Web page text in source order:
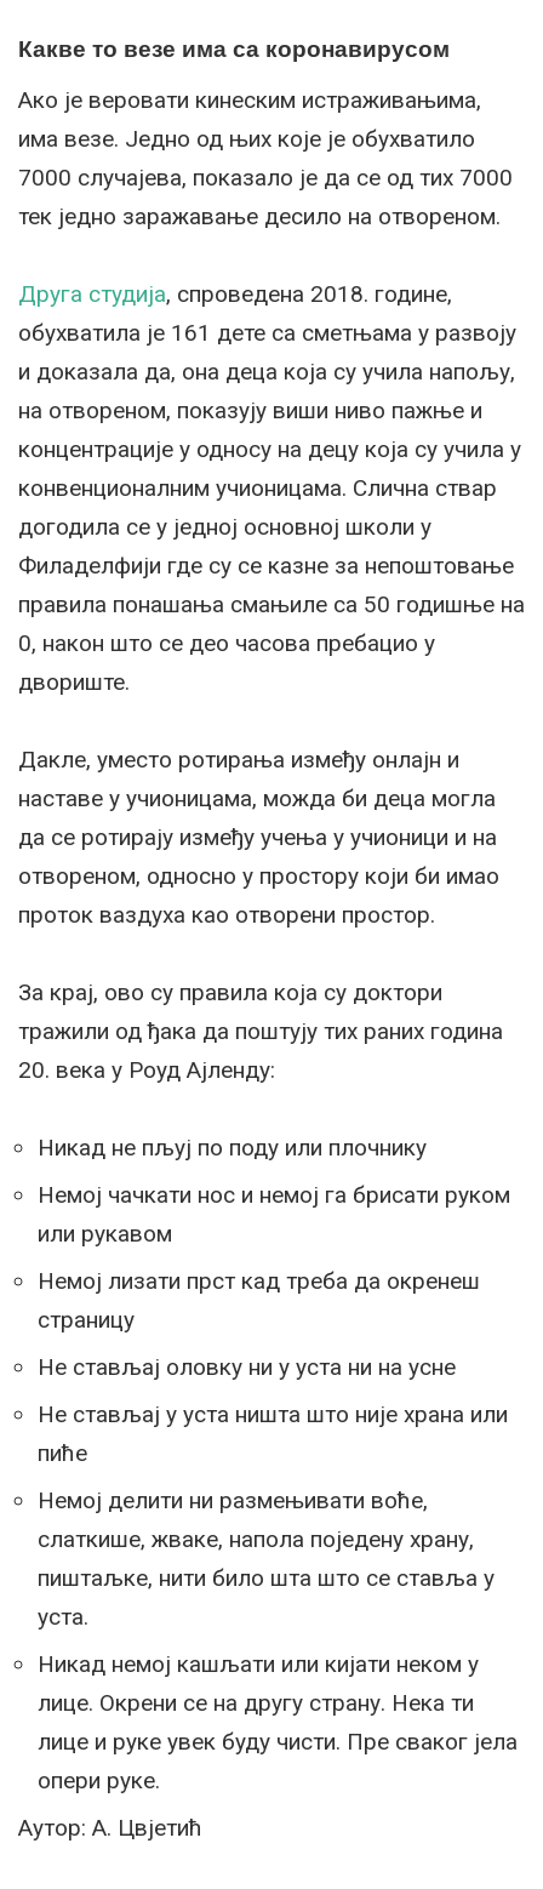
Какве то везе има са коронавирусом
Ако је веровати кинеским истраживањима,
има везе. Једно од њих које је обухватило
7000 случајева, показало је да се од тих 7000
тек једно заражавање десило на отвореном.
Друга студија, спроведена 2018. године,
обухватила је 161 дете са сметњама у развоју
и доказала да, она деца која су учила напољу,
на отвореном, показују виши ниво пажње и
концентрације у односу на децу која су учила у
конвенционалним учионицама. Слична ствар
догодила се у једној основној школи у
Филаделфији где су се казне за непоштовање
правила понашања смањиле са 50 годишње на
0, након што се део часова пребацио у
двориште.
Дакле, уместо ротирања између онлајн и
наставе у учионицама, можда би деца могла
да се ротирају између учења у учионици и на
отвореном, односно у простору који би имао
проток ваздуха као отворени простор.
За крај, ово су правила која су доктори
тражили од ђака да поштују тих раних година
20. века у Роуд Ајленду:
Никад не пљуј по поду или плочнику
Немој чачкати нос и немој га брисати руком
или рукавом
Немој лизати прст кад треба да окренеш
страницу
Не стављај оловку ни у уста ни на усне
Не стављај у уста ништа што није храна или
пиће
Немој делити ни размењивати воће,
слаткише, жваке, напола поједену храну,
пиштаљке, нити било шта што се ставља у
уста.
Никад немој кашљати или кијати неком у
лице. Окрени се на другу страну. Нека ти
лице и руке увек буду чисти. Пре сваког јела
опери руке.
Аутор: А. Цвјетић